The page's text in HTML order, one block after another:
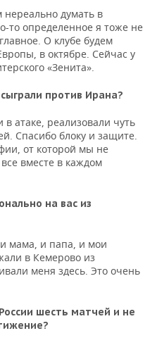
думать в
то определенное я тоже не
О клубе будем
в октябре. Сейчас у
«Зенита».
против Ирана?
атаке, реализовали чуть
Спасибо блоку и защите.
от которой мы не
вместе в каждом
на вас из
мама, и папа, и мои
в Кемерово из
меня здесь. Это очень
шесть матчей и не